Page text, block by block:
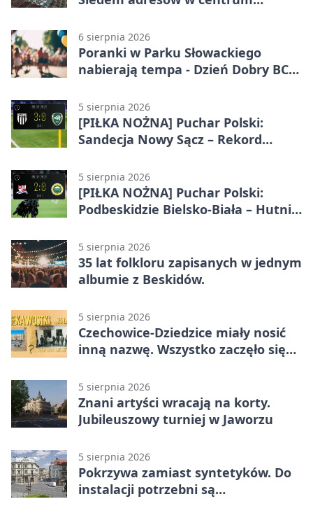
6 sierpnia 2026
Poranki w Parku Słowackiego
nabierają tempa - Dzień Dobry BCK
5 sierpnia 2026
[PIŁKA NOŻNA] Puchar Polski:
Sandecja Nowy Sącz – Rekord
5 sierpnia 2026
[PIŁKA NOŻNA] Puchar Polski:
Podbeskidzie Bielsko-Biała – Hutnik
w Dankowicach
5 sierpnia 2026
35 lat folkloru zapisanych w jednym
albumie z Beskidów.
5 sierpnia 2026
Czechowice-Dziedzice miały nosić
inną nazwę. Wszystko zaczęło się
5 sierpnia 2026
Znani artyści wracają na korty.
Jubileuszowy turniej w Jaworzu
5 sierpnia 2026
Pokrzywa zamiast syntetyków. Do
instalacji potrzebni są